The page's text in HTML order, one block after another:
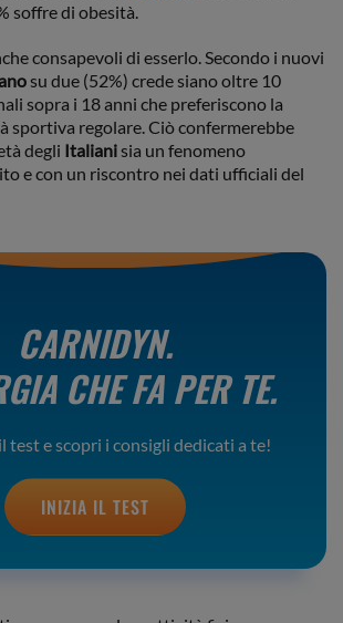
soffre di obesità.
consapevoli di esserlo. Secondo i nuovi
su due (52%) crede siano oltre 10
sopra i 18 anni che preferiscono la
sportiva regolare. Ciò confermerebbe
degli Italianisia un fenomeno
e con un riscontro nei dati ufficiali del
CARNIDYN.
CHE FA PER TE.
test e scopri i consigli dedicati a te!
INIZIA IL TEST